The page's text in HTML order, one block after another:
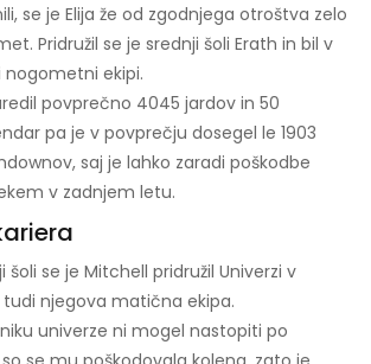
se je Elija že od zgodnjega otroštva zelo
Pridružil se je srednji šoli Erath in bil v
nogometni ekipi.
povprečno 4045 jardov in 50
pa je v povprečju dosegel le 1903
saj je lahko zaradi poškodbe
v zadnjem letu.
šoli se je Mitchell pridružil Univerzi v
tudi njegova matična ekipa.
univerze ni mogel nastopiti po